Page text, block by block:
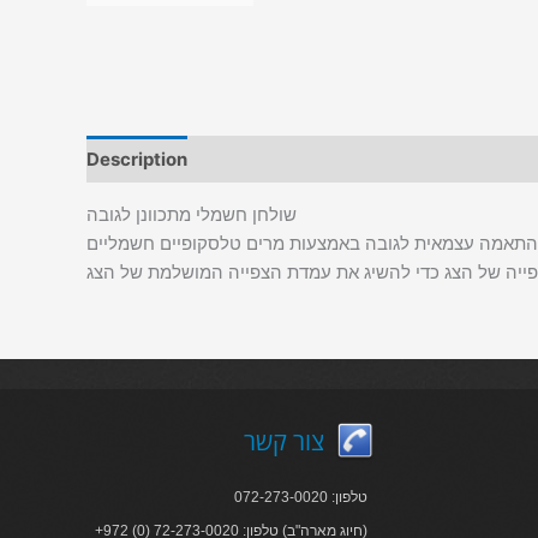
Description
שולחן חשמלי מתכוונן לגובה
להתאמה עצמאית לגובה באמצעות מרים טלסקופיים חשמליים
צור קשר
טלפון: 072-273-0020
+972 (0) 72-273-0020 :חיוג מארה"ב) טלפון)